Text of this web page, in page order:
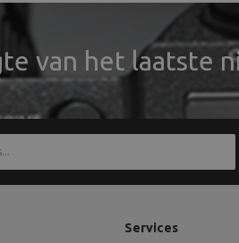
van het laatste
Services